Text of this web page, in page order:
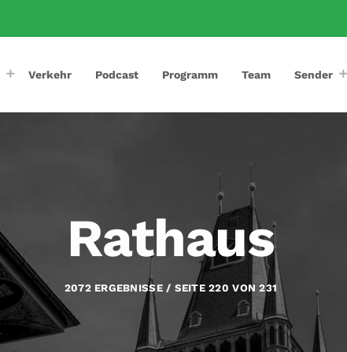
Verkehr Podcast Programm Team Sender
Rathaus
2072 ERGEBNISSE / SEITE 220 VON 231